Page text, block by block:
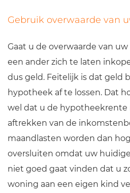
Gebruik overwaarde van
Gaat u de overwaarde van
een ander zich te laten
dus geld. Feitelijk is dat geld
hypotheek af te lossen. Dat
wel dat u de hypotheekrente
aftrekken van de
maandlasten worden dan
oversluiten omdat uw
niet goed gaat vinden dat u
woning aan een eigen kind